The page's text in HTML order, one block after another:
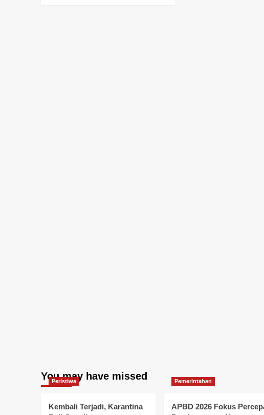
You may have missed
Peristiwa
Kembali Terjadi, Karantina
Pemerintahan
APBD 2026 Fokus